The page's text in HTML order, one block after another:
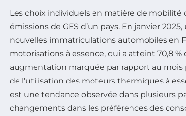
Les choix individuels en matière de
émissions de GES d’un pays. En janvier
nouvelles immatriculations automobiles en
motorisations à essence, qui a atteint 70,8
augmentation marquée par rapport au mois
de l’utilisation des moteurs thermiques à
est une tendance observée dans plusieurs
changements dans les préférences des